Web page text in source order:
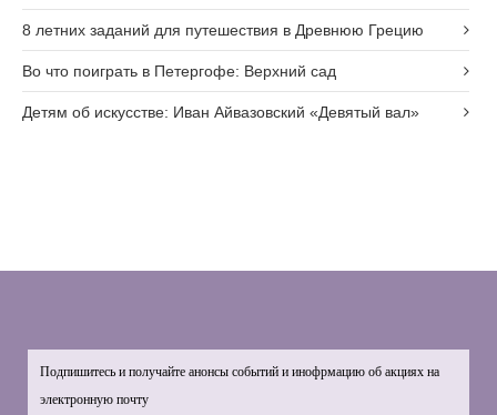
8 летних заданий для путешествия в Древнюю Грецию
Во что поиграть в Петергофе: Верхний сад
Детям об искусстве: Иван Айвазовский «Девятый вал»
Подпишитесь и получайте анонсы событий и инофрмацию об акциях на
электронную почту